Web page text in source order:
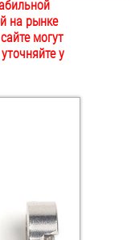
на рынке
могут
у